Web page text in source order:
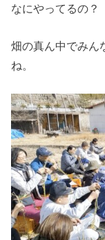
なにやってるの？
畑の真ん中でみん
ね。